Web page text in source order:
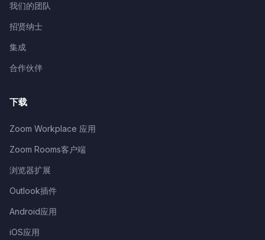
我们的团队
招贤纳士
集成
合作伙伴
下载
Zoom Workplace 应用
Zoom Rooms客户端
浏览器扩展
Outlook插件
Android应用
iOS应用